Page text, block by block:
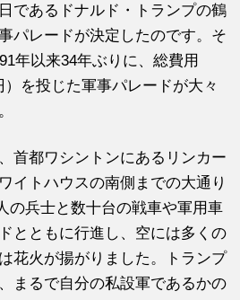
であるドナルド・トランプの鶴
パレードが決定したのです。そ
年以来34年ぶりに、総費用
を投じた軍事パレードが大々
首都ワシントンにあるリンカー
イトハウスの南側までの大通り
の兵士と数十台の戦車や軍用車
とともに行進し、空には多くの
花火が揚がりました。トランプ
まるで自分の私設軍であるかの